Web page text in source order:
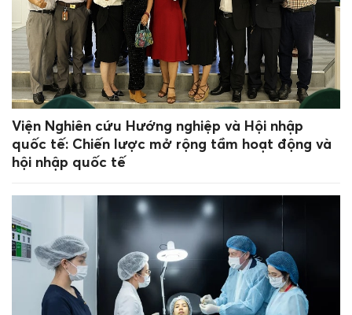
Viện Nghiên cứu Hướng nghiệp và Hội nhập
quốc tế: Chiến lược mở rộng tầm hoạt động và
hội nhập quốc tế